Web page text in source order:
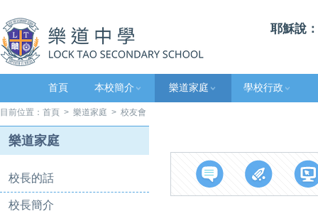
耶穌說
首頁 本校簡介 樂道家庭 學校行政
目前位置： 首頁 > 樂道家庭 > 校友會
樂道家庭
校長的話
校長簡介